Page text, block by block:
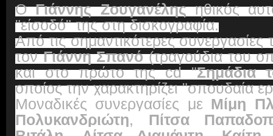
ΟΓιάννης Ζουγανέληςηθικός
"είσοδό" της στη δισκογραφία.
Από τις σημαντικότερες συνεργασίες
τονΓιάννη Σπανό(τραγούδια του
και στο πρώτο της cd "Σημάδια
οποίος την χαρακτηρίζει "σπουδαία
Μοναδικές συνεργασίες με Μίμη
Πολυκανδριώτη, Πίτσα